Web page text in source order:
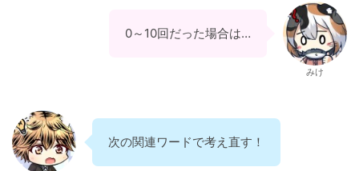
0～10回だった場合は…
みけ
次の関連ワードで考え直す！